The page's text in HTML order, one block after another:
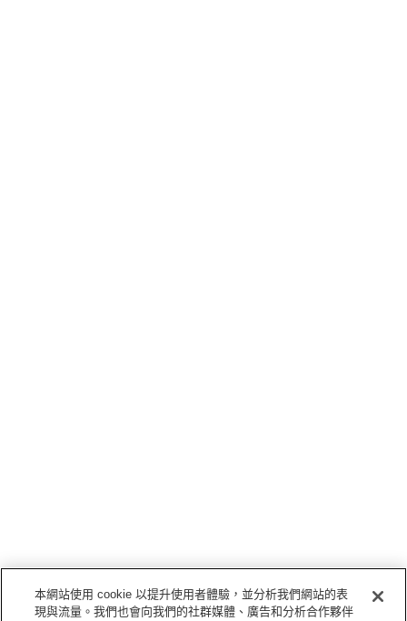
本網站使用 cookie 以提升使用者體驗，並分析我們網站的表
現與流量。我們也會向我們的社群媒體、廣告和分析合作夥伴